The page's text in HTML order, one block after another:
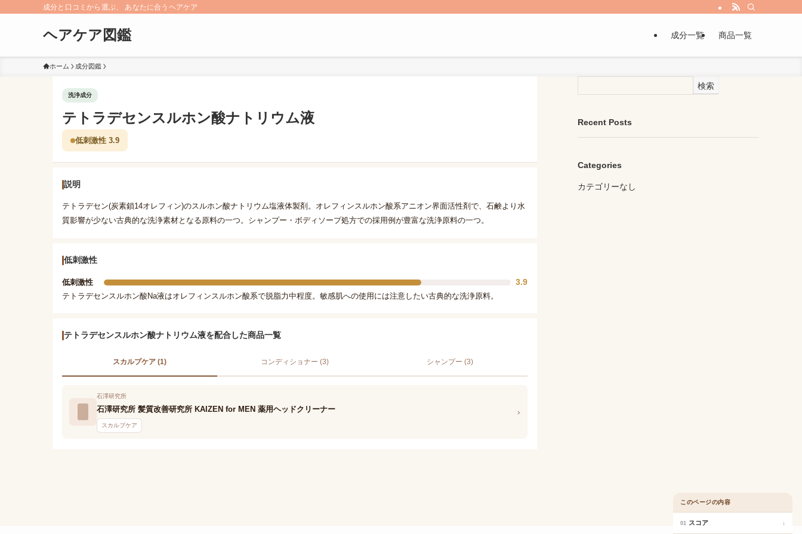
成分と口コミから選ぶ、 あなたに合うヘアケア
ヘアケア図鑑 成分一覧 商品一覧
ホーム 成分図鑑
洗浄成分
テトラデセンスルホン酸ナトリウム液
低刺激性 3.9
説明
テトラデセン(炭素鎖14オレフィン)のスルホン酸ナトリウム塩液体製剤。オレフィンスルホン酸系アニオン界面活性剤で、石鹸より水
質影響が少ない古典的な洗浄素材となる原料の一つ。シャンプー・ボディソープ処方での採用例が豊富な洗浄原料の一つ。
低刺激性
低刺激性 3.9
テトラデセンスルホン酸Na液はオレフィンスルホン酸系で脱脂力中程度。敏感肌への使用には注意したい古典的な洗浄原料。
テトラデセンスルホン酸ナトリウム液を配合した商品一覧
スカルプケア (1) コンディショナー (3) シャンプー (3)
石澤研究所
石澤研究所 髪質改善研究所 KAIZEN for MEN 薬用ヘッドクリーナー
スカルプケア
›
検索
Recent Posts
Categories
カテゴリーなし
このページの内容
01 スコア ↓